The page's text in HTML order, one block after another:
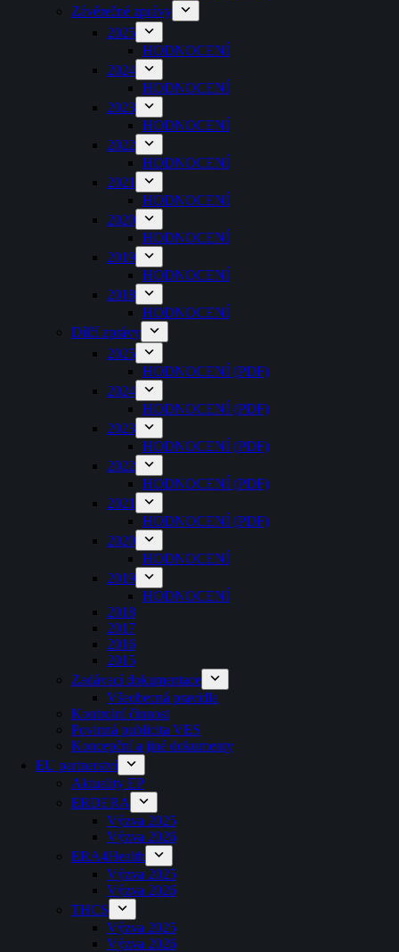
Závěrečné zprávy
2025
HODNOCENÍ
2024
HODNOCENÍ
2023
HODNOCENÍ
2022
HODNOCENÍ
2021
HODNOCENÍ
2020
HODNOCENÍ
2019
HODNOCENÍ
2018
HODNOCENÍ
Dílčí zprávy
2025
HODNOCENÍ (PDF)
2024
HODNOCENÍ (PDF)
2023
HODNOCENÍ (PDF)
2022
HODNOCENÍ (PDF)
2021
HODNOCENÍ (PDF)
2020
HODNOCENÍ
2019
HODNOCENÍ
2018
2017
2016
2015
Zadávací dokumentace
Všeobecná pravidla
Kontrolní činnost
Povinná publicita VES
Koncepční a jiné dokumenty
EU partnerství
Aktuality EP
ERDERA
Výzva 2025
Výzva 2026
ERA4Health
Výzva 2025
Výzva 2026
THCS
Výzva 2025
Výzva 2026